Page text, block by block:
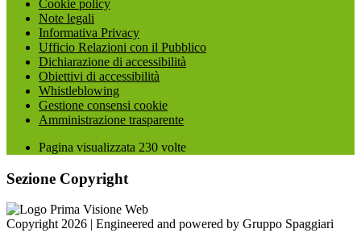
Cookie policy
Note legali
Informativa Privacy
Ufficio Relazioni con il Pubblico
Dichiarazione di accessibilità
Obiettivi di accessibilità
Whistleblowing
Gestione consensi cookie
Amministrazione trasparente
Pagina visualizzata 230 volte
Sezione Copyright
Copyright 2026 | Engineered and powered by Gruppo Spaggiari